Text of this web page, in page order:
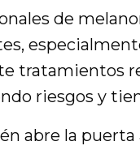
de
tratamientos
riesgos y
abre la